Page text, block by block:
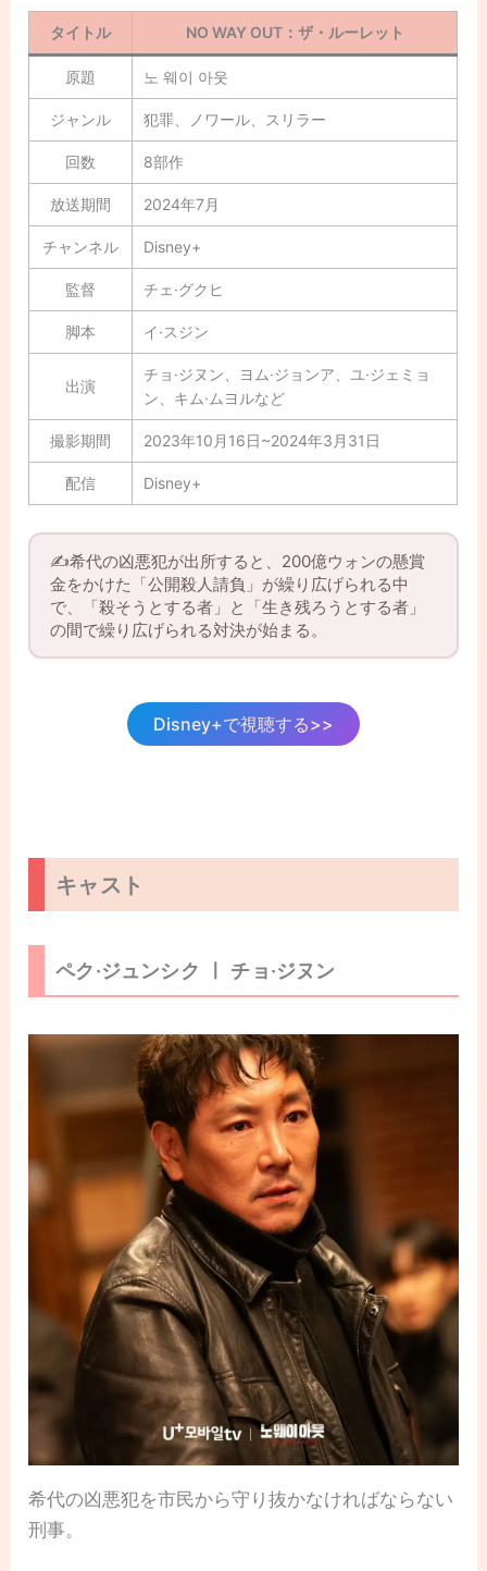
タイトル NO WAY OUT：ザ・ルーレット
原題 노 웨이 아웃
ジャンル 犯罪、ノワール、スリラー
回数 8部作
放送期間 2024年7月
チャンネル Disney+
監督 チェ·グクヒ
脚本 イ·スジン
出演
チョ·ジヌン、ヨム·ジョンア、ユ·ジェミョ
ン、キム·ムヨルなど
撮影期間 2023年10月16日~2024年3月31日
配信 Disney+
✍️希代の凶悪犯が出所すると、200億ウォンの懸賞
金をかけた「公開殺人請負」が繰り広げられる中
で、「殺そうとする者」と「生き残ろうとする者」
の間で繰り広げられる対決が始まる。
Disney+で視聴する>>
キャスト
ペク·ジュンシク ㅣ チョ·ジヌン
希代の凶悪犯を市民から守り抜かなければならない
刑事。